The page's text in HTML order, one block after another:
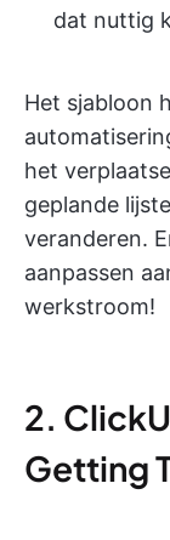
dat nuttig
Het sjabloon
het
geplande
veranderen.
aanpassen
werkstroom!
2.
Getting